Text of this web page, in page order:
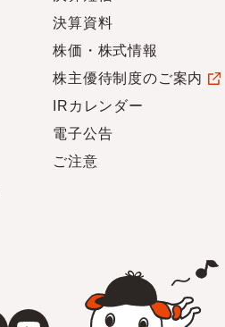
決算資料
株価・株式情報
株主優待制度のご案内
IRカレンダー
電子公告
ご注意